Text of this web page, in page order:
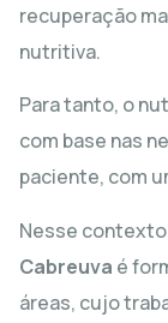
recuperação
nutritiva.
Para tanto, o
com base nas
paciente, com
Nesse
Cabreuva é
áreas, cujo